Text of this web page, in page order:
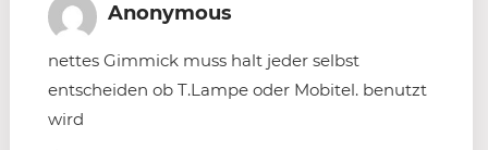
Anonymous
nettes Gimmick muss halt jeder selbst
entscheiden ob T.Lampe oder Mobitel. benutzt
wird